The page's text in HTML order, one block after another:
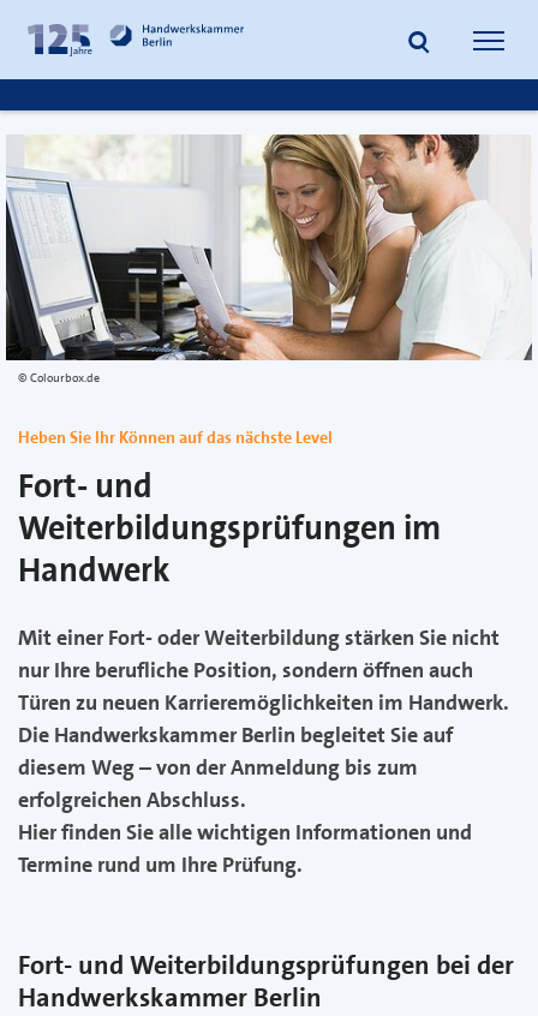
Inhalt
springen
Fußzeile
springen
Suche
Colourbox.de
Heben Sie Ihr Können auf das nächste Level
Fort- und
Weiterbildungsprüfungen im
Handwerk
Mit einer Fort- oder Weiterbildung stärken Sie nicht
nur Ihre berufliche Position, sondern öffnen auch
Türen zu neuen Karrieremöglichkeiten im Handwerk.
Die Handwerkskammer Berlin begleitet Sie auf
diesem Weg – von der Anmeldung bis zum
erfolgreichen Abschluss.
Hier finden Sie alle wichtigen Informationen und
Termine rund um Ihre Prüfung.
Fort- und Weiterbildungsprüfungen bei der
Handwerkskammer Berlin